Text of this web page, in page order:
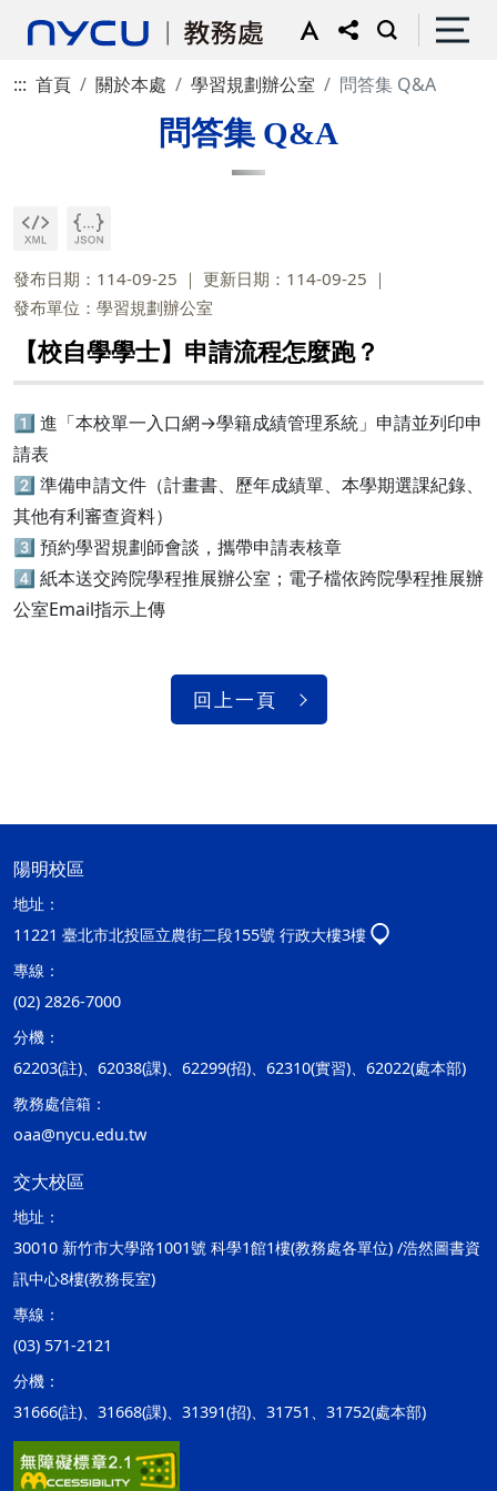
::: 首頁 關於本處 學習規劃辦公室 問答集 Q&A
問答集 Q&A
發布日期：114-09-25
更新日期：114-09-25
發布單位：學習規劃辦公室
【校自學學士】申請流程怎麼跑？
1️⃣ 進「本校單一入口網→學籍成績管理系統」申請並列印申
請表
2️⃣ 準備申請文件（計畫書、歷年成績單、本學期選課紀錄、
其他有利審查資料）
3️⃣ 預約學習規劃師會談，攜帶申請表核章
4️⃣ 紙本送交跨院學程推展辦公室；電子檔依跨院學程推展辦
公室Email指示上傳
回上一頁
陽明校區
地址：
11221 臺北市北投區立農街二段155號 行政大樓3樓
專線：
(02) 2826-7000
分機：
62203(註)、62038(課)、62299(招)、62310(實習)、62022(處本部)
教務處信箱：
oaa@nycu.edu.tw
交大校區
地址：
30010 新竹市大學路1001號 科學1館1樓(教務處各單位) /浩然圖書資
訊中心8樓(教務長室)
專線：
(03) 571-2121
分機：
31666(註)、31668(課)、31391(招)、31751、31752(處本部)